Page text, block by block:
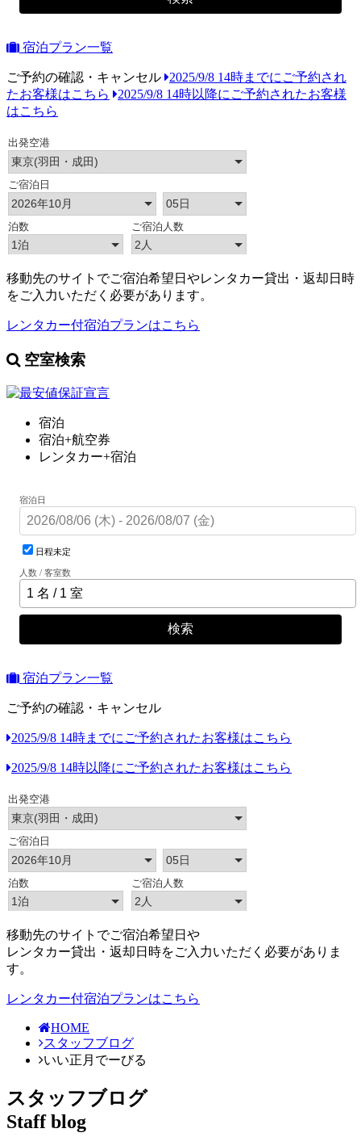
宿泊プラン一覧
ご予約の確認・キャンセル
2025/9/8 14時までにご予約され
たお客様はこちら
2025/9/8 14時以降にご予約されたお客様
はこちら
移動先のサイトでご宿泊希望日やレンタカー貸出・返却日時
をご入力いただく必要があります。
レンタカー付宿泊プランはこちら
空室検索
宿泊
宿泊+航空券
レンタカー+宿泊
宿泊日
日程未定
人数 / 客室数
検索
宿泊プラン一覧
ご予約の確認・キャンセル
2025/9/8 14時までにご予約されたお客様はこちら
2025/9/8 14時以降にご予約されたお客様はこちら
移動先のサイトでご宿泊希望日や
レンタカー貸出・返却日時をご入力いただく必要がありま
す。
レンタカー付宿泊プランはこちら
HOME
スタッフブログ
いい正月でーびる
スタッフブログ
Staff blog